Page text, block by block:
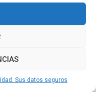
Sus datos seguros